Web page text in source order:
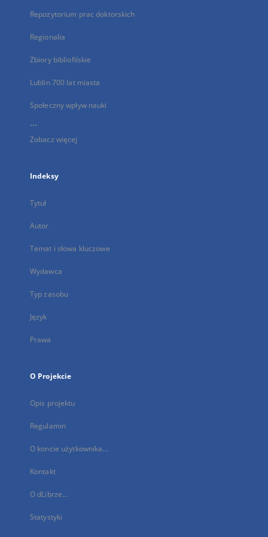
Repozytorium prac doktorskich
Regionalia
Zbiory bibliofilskie
Lublin 700 lat miasta
Społeczny wpływ nauki
...
Zobacz więcej
Indeksy
Tytuł
Autor
Temat i słowa kluczowe
Wydawca
Typ zasobu
Język
Prawa
O Projekcie
Opis projektu
Regulamin
O koncie użytkownika...
Kontakt
O dLibrze...
Statystyki